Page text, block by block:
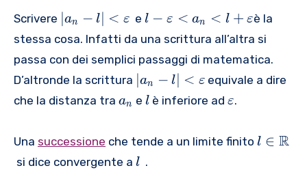
=
\i
t
y
h
o
p
{
\l
i
}
}
}
<
l
+
\
a
e
n
+
\
v
a
p
al
l
\
v
a
re
si
lo
n
Scrivere \
ft
|
{
{
_
{
∣an − l∣ < ε el-
v
a
r
e
l
o
l − ε < an < l + εè la
stessa cosa. Infatti da una scrittura all’altra si
passa con dei semplici passaggi di matematica.
D’altronde la scrittura \
ft
{
{
∣an − l∣ < ε equivale a dire
che la distanza tra {
}
_
an e l
l è inferiore ad\
r
ε.
Una successione che tende a un limite finito l\
l ∈ R
si dice convergente a l
l .